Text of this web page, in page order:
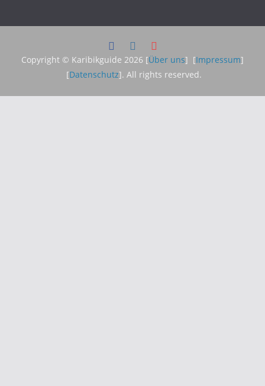
Copyright © Karibikguide 2026 [Über uns] [Impressum]
[Datenschutz]. All rights reserved.